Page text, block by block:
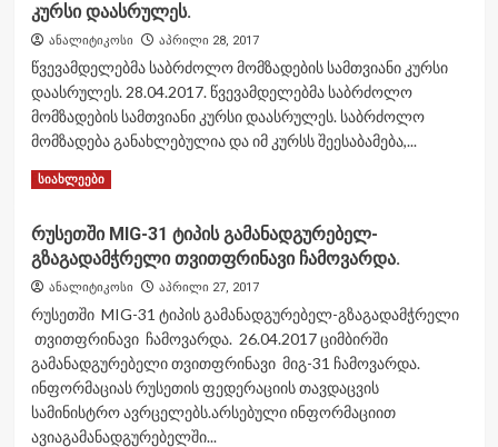
მაპატია
მტერმა
და
ავტომატის
ჯერით
მომცელა
ფეხში“
კურსი დაასრულეს.
ანალიტიკოსი აპრილი 28, 2017
წვევამდელებმა საბრძოლო მომზადების სამთვიანი კურსი
დაასრულეს. 28.04.2017. წვევამდელებმა საბრძოლო
მომზადების სამთვიანი კურსი დაასრულეს. საბრძოლო
მომზადება განახლებულია და იმ კურსს შეესაბამება,...
Read MoreRead
წვევამდელებმა
საბრძოლო
მომზადების
კურსი
დაასრულეს.
სიახლეები
რუსეთში MIG-31 ტიპის გამანადგურებელ-
გზაგადამჭრელი თვითფრინავი ჩამოვარდა.
ანალიტიკოსი აპრილი 27, 2017
რუსეთში MIG-31 ტიპის გამანადგურებელ-გზაგადამჭრელი
თვითფრინავი ჩამოვარდა. 26.04.2017 ციმბირში
გამანადგურებელი თვითფრინავი მიგ-31 ჩამოვარდა.
ინფორმაციას რუსეთის ფედერაციის თავდაცვის
სამინისტრო ავრცელებს.არსებული ინფორმაციით
ავიაგამანადგურებელში...